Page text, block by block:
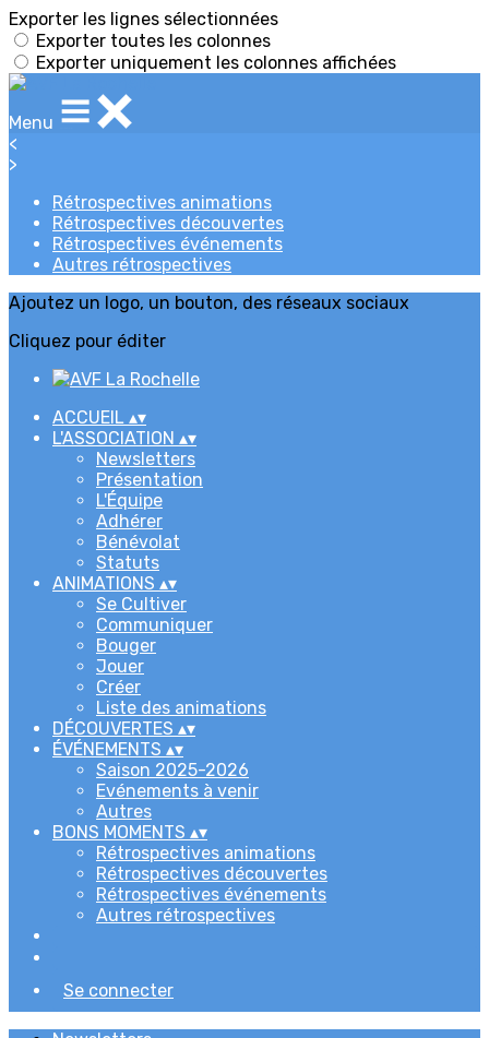
Exporter les lignes sélectionnées
Exporter toutes les colonnes
Exporter uniquement les colonnes affichées
Menu
<
>
Rétrospectives animations
Rétrospectives découvertes
Rétrospectives événements
Autres rétrospectives
Ajoutez un logo, un bouton, des réseaux sociaux
Cliquez pour éditer
ACCUEIL ▴▾
L'ASSOCIATION ▴▾
Newsletters
Présentation
L'Équipe
Adhérer
Bénévolat
Statuts
ANIMATIONS ▴▾
Se Cultiver
Communiquer
Bouger
Jouer
Créer
Liste des animations
DÉCOUVERTES ▴▾
ÉVÉNEMENTS ▴▾
Saison 2025-2026
Evénements à venir
Autres
BONS MOMENTS ▴▾
Rétrospectives animations
Rétrospectives découvertes
Rétrospectives événements
Autres rétrospectives
Se connecter